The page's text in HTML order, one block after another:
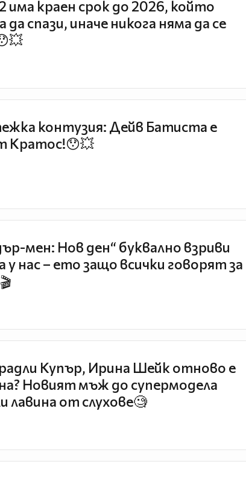
има краен срок до 2026, който
да спази, иначе никога няма да се
контузия: Дейв Батиста е
Кратос!😯💥
мен: Нов ден“ буквално взриви
у нас – ето защо всички говорят за
Купър, Ирина Шейк отново е
Новият мъж до супермодела
лавина от слухове🧐